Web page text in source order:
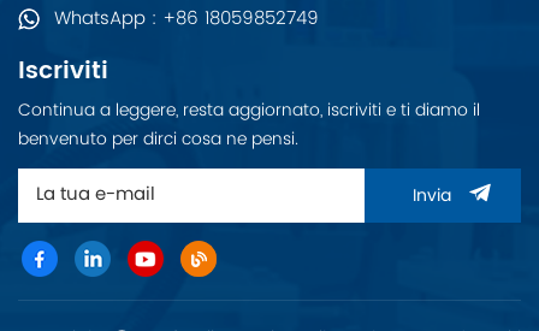
WhatsApp : +86 18059852749
Iscriviti
Continua a leggere, resta aggiornato, iscriviti e ti diamo il
benvenuto per dirci cosa ne pensi.
Invia